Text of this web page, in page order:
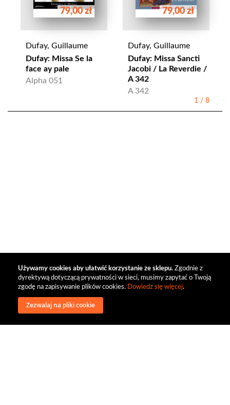
Używamy cookies aby ułatwić korzystanie ze sklepu. Zgodnie z
dyrektywą dotyczącą prywatności w sieci, musimy zapytać o Twoją
zgodę na zapisywanie plików cookies. Dowiedz się więcej.
Zezwalaj na pliki cookie
79,00 zł
Dufay, Guillaume
Dufay: Missa Se la
face ay pale
Alpha 051
79,00 zł
Dufay, Guillaume
Dufay: Missa Sancti
Jacobi / La Reverdie /
A 342
A 342
1 / 8